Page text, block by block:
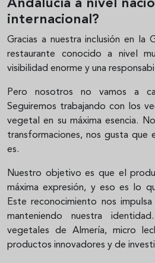
Andalucía a nivel
internacional?
Gracias a nuestra inclusión en la
restaurante conocido a nivel
visibilidad enorme y una
Pero nosotros no vamos a
Seguiremos trabajando con los
vegetal en su máxima esencia.
transformaciones, nos gusta
es.
Nuestro objetivo es que el
máxima expresión, y eso es lo
Este reconocimiento nos
manteniendo nuestra
vegetales de Almería, micro
productos innovadores y de